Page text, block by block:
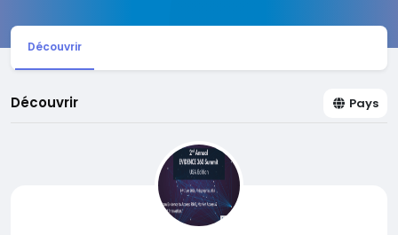
Découvrir
Découvrir Pays